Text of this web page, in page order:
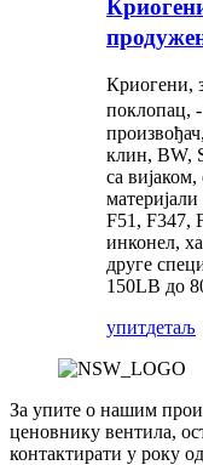
Криогени,
поклопац,
клин, BW,
са
F51, F347,
инконел,
друге
150LB до
упитдетаљ
За упите о нашим
ценовнику вентила,
контактирати у року